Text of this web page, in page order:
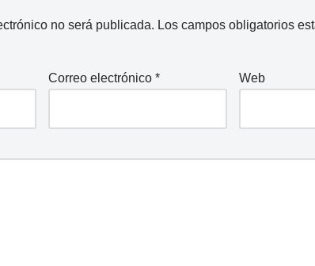
no será publicada. Los campos obligatorios
Correo electrónico * Web